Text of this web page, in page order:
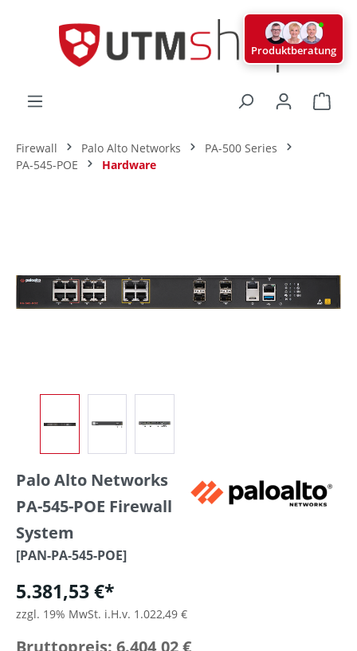
Firewall Palo Alto Networks
PA-500 Series
PA-545-POE
Hardware
Palo Alto Networks
PA-545-POE Firewall
System
[PAN-PA-545-POE]
5.381,53 €*
zzgl. 19% MwSt. i.H.v. 1.022,49 €
Produktberatung